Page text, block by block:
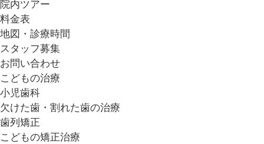
院内ツアー
料金表
地図・診療時間
スタッフ募集
お問い合わせ
こどもの治療
小児歯科
欠けた歯・割れた歯の治療
歯列矯正
こどもの矯正治療